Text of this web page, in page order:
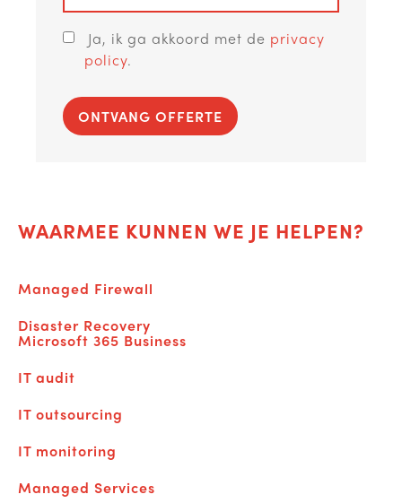
Ja, ik ga akkoord met de privacy
policy.
ONTVANG OFFERTE
WAARMEE KUNNEN WE JE HELPEN?
Managed Firewall
Disaster Recovery
Microsoft 365 Business
IT audit
IT outsourcing
IT monitoring
Managed Services